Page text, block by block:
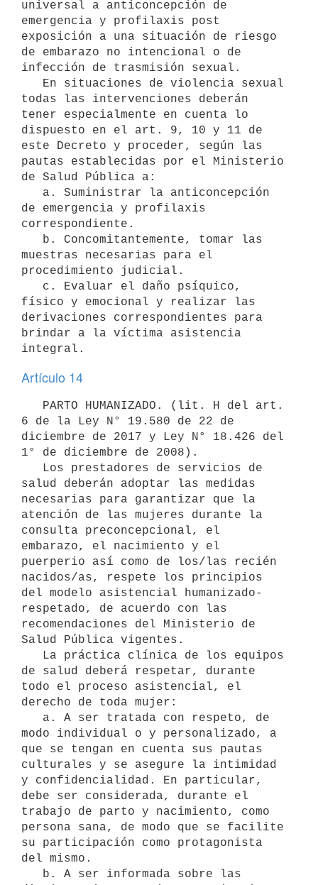
universal a anticoncepción de
emergencia y profilaxis post
exposición a una situación de riesgo
de embarazo no intencional o de
infección de trasmisión sexual.
todas las intervenciones deberán
tener especialmente en cuenta lo
dispuesto en el art. 9, 10 y 11 de
este Decreto y proceder, según las
pautas establecidas por el Ministerio
de Salud Pública a:
de emergencia y profilaxis
correspondiente.
muestras necesarias para el
procedimiento judicial.
físico y emocional y realizar las
derivaciones correspondientes para
brindar a la víctima asistencia
Artículo 14
6 de la Ley N° 19.580 de 22 de
diciembre de 2017 y Ley N° 18.426 del
1° de diciembre de 2008).
salud deberán adoptar las medidas
necesarias para garantizar que la
atención de las mujeres durante la
consulta preconcepcional, el
embarazo, el nacimiento y el
puerperio así como de los/las recién
nacidos/as, respete los principios
del modelo asistencial humanizado-
respetado, de acuerdo con las
recomendaciones del Ministerio de
Salud Pública vigentes.
de salud deberá respetar, durante
todo el proceso asistencial, el
derecho de toda mujer:
modo individual o y personalizado, a
que se tengan en cuenta sus pautas
culturales y se asegure la intimidad
y confidencialidad. En particular,
debe ser considerada, durante el
trabajo de parto y nacimiento, como
persona sana, de modo que se facilite
su participación como protagonista
del mismo.